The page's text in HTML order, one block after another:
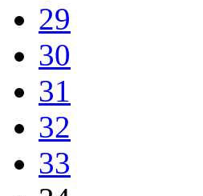
29
30
31
32
33